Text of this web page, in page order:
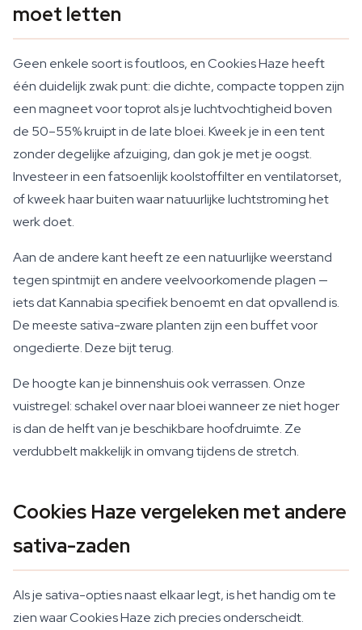
moet letten
Geen enkele soort is foutloos, en Cookies Haze heeft
één duidelijk zwak punt: die dichte, compacte toppen zijn
een magneet voor toprot als je luchtvochtigheid boven
de 50–55% kruipt in de late bloei. Kweek je in een tent
zonder degelijke afzuiging, dan gok je met je oogst.
Investeer in een fatsoenlijk koolstoffilter en ventilatorset,
of kweek haar buiten waar natuurlijke luchtstroming het
werk doet.
Aan de andere kant heeft ze een natuurlijke weerstand
tegen spintmijt en andere veelvoorkomende plagen —
iets dat Kannabia specifiek benoemt en dat opvallend is.
De meeste sativa-zware planten zijn een buffet voor
ongedierte. Deze bijt terug.
De hoogte kan je binnenshuis ook verrassen. Onze
vuistregel: schakel over naar bloei wanneer ze niet hoger
is dan de helft van je beschikbare hoofdruimte. Ze
verdubbelt makkelijk in omvang tijdens de stretch.
Cookies Haze vergeleken met andere
sativa-zaden
Als je sativa-opties naast elkaar legt, is het handig om te
zien waar Cookies Haze zich precies onderscheidt.